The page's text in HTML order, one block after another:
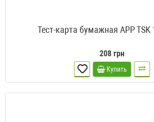
Тест-карта бумажная APP
208 грн
Купить